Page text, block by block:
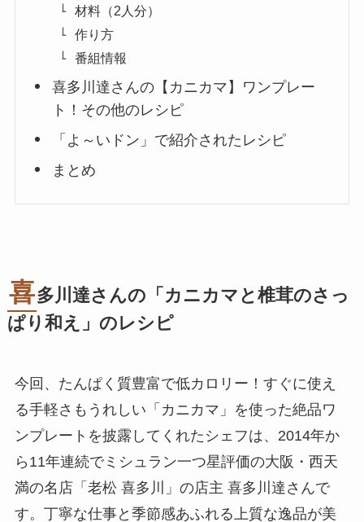
材料（2人分）
作り方
番組情報
喜多川達さんの【カニカマ】ワンプレー
ト！その他のレシピ
「よ～いドン」で紹介されたレシピ
まとめ
喜多川達さんの「カニカマと椎茸のさっ
ぱり和え」のレシピ
今回、たんぱく質豊富で低カロリー！すぐに使え
る手軽さもうれしい「カニカマ」を使った絶品ワ
ンプレートを披露してくれたシェフは、2014年か
ら11年連続でミシュラン一つ星評価の大阪・西天
満の名店「老松 喜多川」の店主 喜多川達さんで
す。丁寧な仕事と季節感あふれる上質な逸品が美